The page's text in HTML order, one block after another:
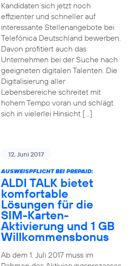
Kandidaten sich jetzt noch
effizienter und schneller auf
interessante Stellenangebote bei
Telefónica Deutschland bewerben.
Davon profitiert auch das
Unternehmen bei der Suche nach
geeigneten digitalen Talenten. Die
Digitalisierung aller
Lebensbereiche schreitet mit
hohem Tempo voran und schlägt
sich in vielerlei Hinsicht […]
12. Juni 2017
AUSWEISPFLICHT BEI PREPAID:
ALDI TALK bietet
komfortable
Lösungen für die
SIM-Karten-
Aktivierung und 1 GB
Willkommensbonus
Ab dem 1. Juli 2017 muss im